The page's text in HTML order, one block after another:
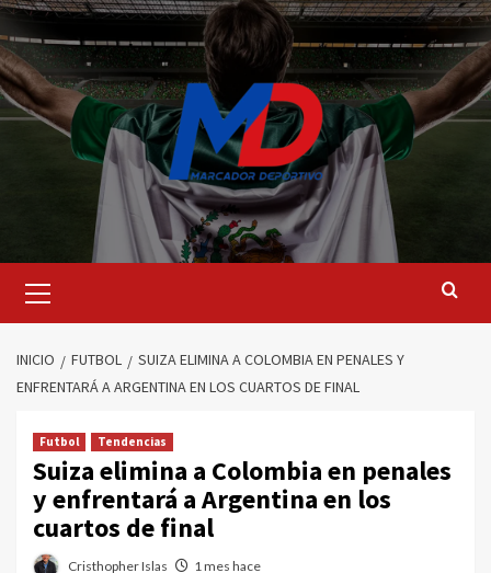
Saltar
al
contenido
principal
INICIO FUTBOL
SUIZA ELIMINA A COLOMBIA EN PENALES Y
ENFRENTARÁ A ARGENTINA EN LOS CUARTOS DE FINAL
Futbol Tendencias
Suiza elimina a Colombia en penales
y enfrentará a Argentina en los
cuartos de final
Cristhopher Islas 1 mes hace